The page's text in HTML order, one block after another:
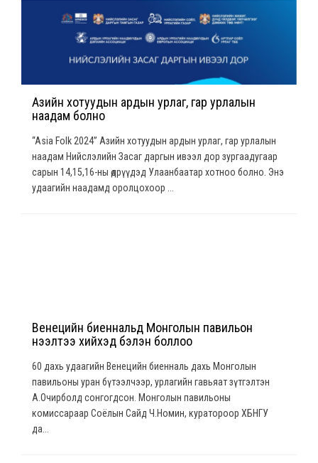
Азийн хотуудын ардын урлаг, гар урлалын
наадам болно
“Asia Folk 2024” Азийн хотуудын ардын урлаг, гар урлалын
наадам Нийслэлийн Засаг даргын ивээл дор зургаадугаар
сарын 14,15,16-ны өдрүүдэд Улаанбаатар хотноо болно. Энэ
удаагийн наадамд оролцохоор ...
Венецийн биеннальд Монголын павильон
нээлтээ хийхэд бэлэн боллоо
60 дахь удаагийн Венецийн биенналь дахь Монголын
павильоны уран бүтээлчээр, урлагийн гавьяат зүтгэлтэн
А.Очирболд сонгогдсон. Монголын павильоны
комиссараар Соёлын Сайд Ч.Номин, куратороор ХБНГУ
да...